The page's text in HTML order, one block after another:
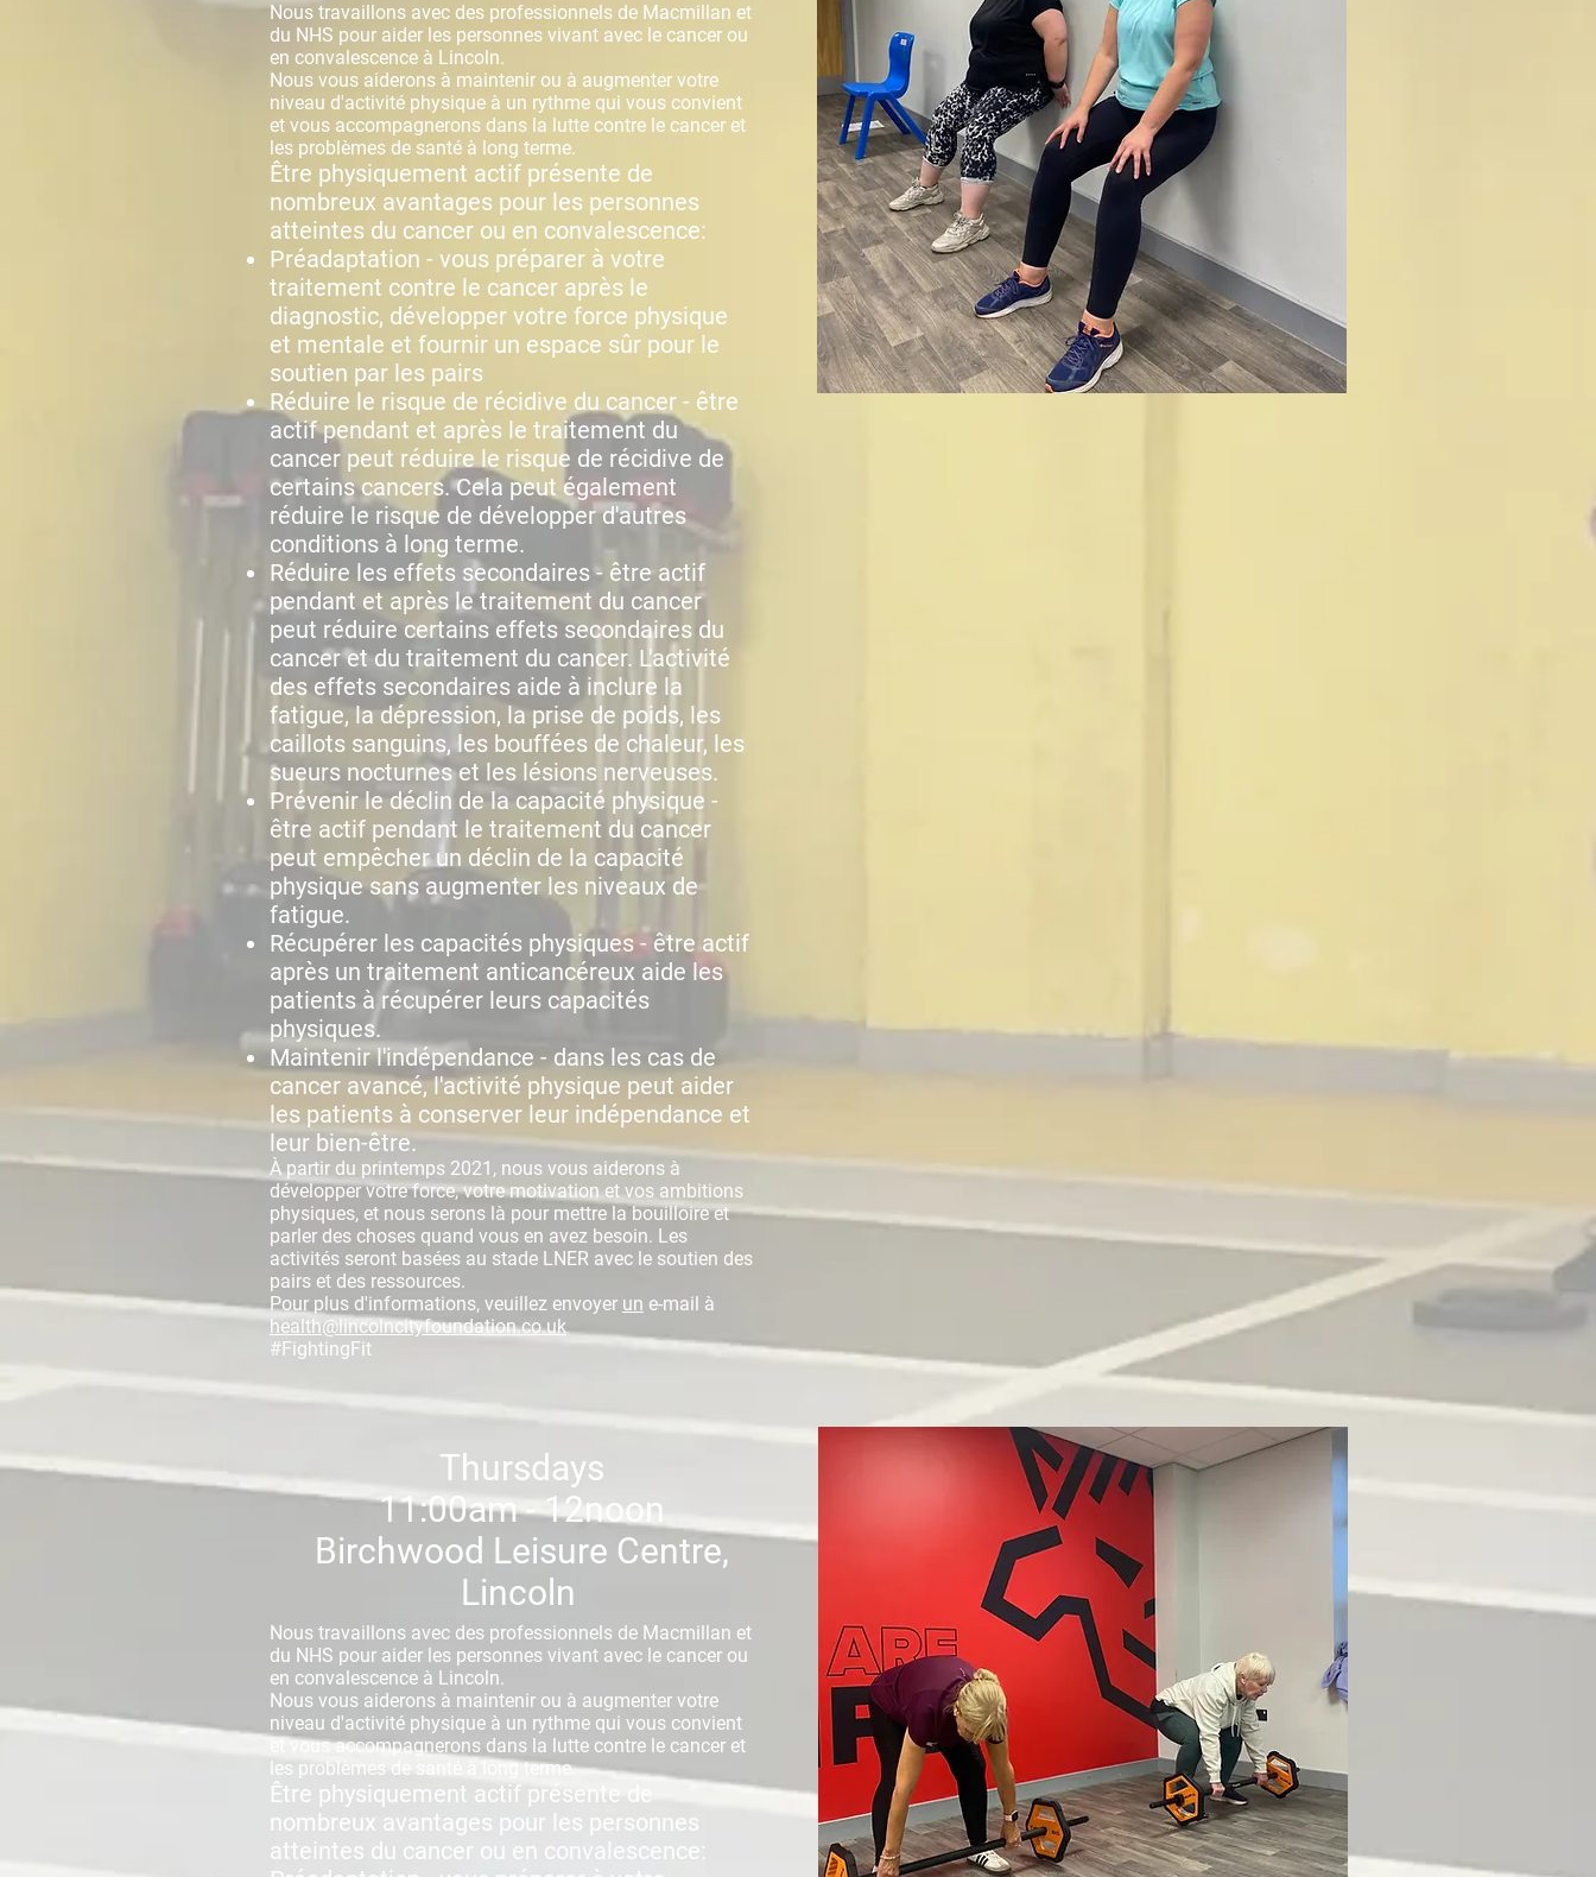
Nous travaillons avec des professionnels de Macmillan et
du NHS pour aider les personnes vivant avec le cancer ou
en convalescence à Lincoln.
Nous vous aiderons à maintenir ou à augmenter votre
niveau d'activité physique à un rythme qui vous convient
et vous accompagnerons dans la lutte contre le cancer et
les problèmes de santé à long terme.
Être physiquement actif présente de
nombreux avantages pour les personnes
atteintes du cancer ou en convalescence:
Préadaptation - vous préparer à votre
traitement contre le cancer après le
diagnostic, développer votre force physique
et mentale et fournir un espace sûr pour le
soutien par les pairs
Réduire le risque de récidive du cancer - être
actif pendant et après le traitement du
cancer peut réduire le risque de récidive de
certains cancers. Cela peut également
réduire le risque de développer d'autres
conditions à long terme.
Réduire les effets secondaires - être actif
pendant et après le traitement du cancer
peut réduire certains effets secondaires du
cancer et du traitement du cancer. L'activité
des effets secondaires aide à inclure la
fatigue, la dépression, la prise de poids, les
caillots sanguins, les bouffées de chaleur, les
sueurs nocturnes et les lésions nerveuses.
Prévenir le déclin de la capacité physique -
être actif pendant le traitement du cancer
peut empêcher un déclin de la capacité
physique sans augmenter les niveaux de
fatigue.
Récupérer les capacités physiques - être actif
après un traitement anticancéreux aide les
patients à récupérer leurs capacités
physiques.
Maintenir l'indépendance - dans les cas de
cancer avancé, l'activité physique peut aider
les patients à conserver leur indépendance et
leur bien-être.
À partir du printemps 2021, nous vous aiderons à
développer votre force, votre motivation et vos ambitions
physiques, et nous serons là pour mettre la bouilloire et
parler des choses quand vous en avez besoin. Les
activités seront basées au stade LNER avec le soutien des
pairs et des ressources.
Pour plus d'informations, veuillez envoyer un e-mail à
health@lincolncityfoundation.co.uk
#FightingFit
Thursdays
11:00am - 12noon
Birchwood Leisure Centre,
Lincoln
Nous travaillons avec des professionnels de Macmillan et
du NHS pour aider les personnes vivant avec le cancer ou
en convalescence à Lincoln.
Nous vous aiderons à maintenir ou à augmenter votre
niveau d'activité physique à un rythme qui vous convient
et vous accompagnerons dans la lutte contre le cancer et
les problèmes de santé à long terme.
Être physiquement actif présente de
nombreux avantages pour les personnes
atteintes du cancer ou en convalescence: